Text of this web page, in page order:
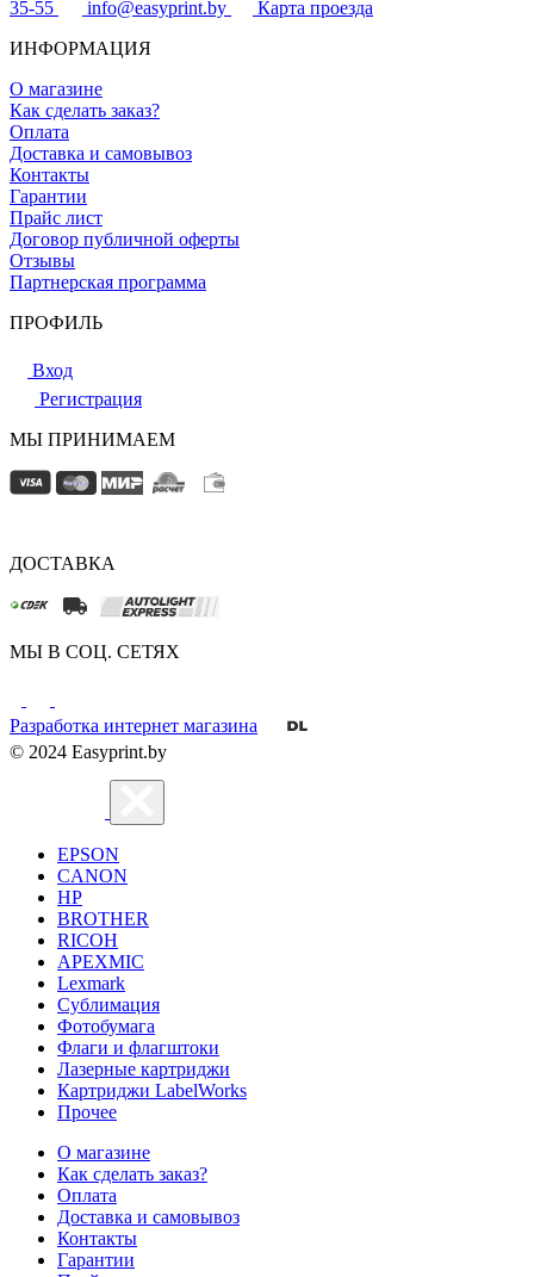
35-55
info@easyprint.by
Карта проезда
ИНФОРМАЦИЯ
О магазине
Как сделать заказ?
Оплата
Доставка и самовывоз
Контакты
Гарантии
Прайс лист
Договор публичной оферты
Отзывы
Партнерская программа
ПРОФИЛЬ
Вход
Регистрация
МЫ ПРИНИМАЕМ
ДОСТАВКА
МЫ В СОЦ. СЕТЯХ
Разработка интернет магазина
© 2024 Easyprint.by
EPSON
CANON
HP
BROTHER
RICOH
APEXMIC
Lexmark
Сублимация
Фотобумага
Флаги и флагштоки
Лазерные картриджи
Картриджи LabelWorks
Прочее
О магазине
Как сделать заказ?
Оплата
Доставка и самовывоз
Контакты
Гарантии